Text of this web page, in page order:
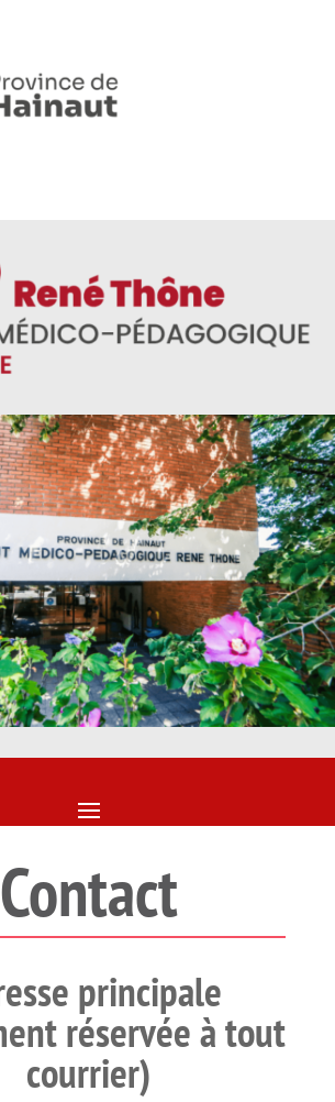
Contact
principale
réservée à tout
courrier)